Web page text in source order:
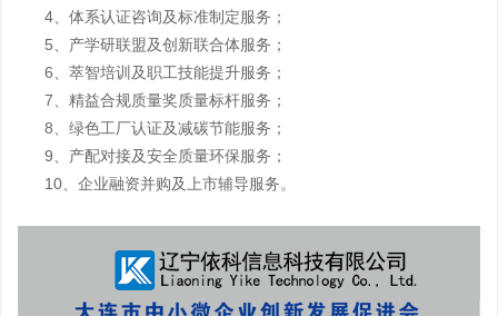
4、体系认证咨询及标准制定服务；
5、产学研联盟及创新联合体服务；
6、萃智培训及职工技能提升服务；
7、精益合规质量奖质量标杆服务；
8、绿色工厂认证及减碳节能服务；
9、产配对接及安全质量环保服务；
10、企业融资并购及上市辅导服务。